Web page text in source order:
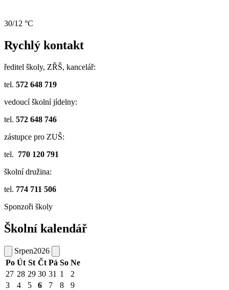
30/12 °C
Rychlý kontakt
ředitel školy, ZŘŠ, kancelář:
tel. 572 648 719
vedoucí školní jídelny:
tel. 572 648 746
zástupce pro ZUŠ:
tel. 770 120 791
školní družina:
tel. 774 711 506
Sponzoři školy
Školní kalendář
Srpen2026
Po Út St Čt Pá So Ne
27 28 29 30 31 1
2
3
4 5 6 7 8
9